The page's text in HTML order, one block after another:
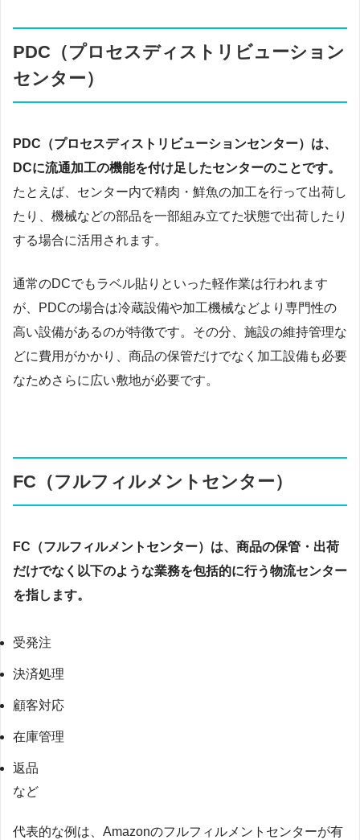
PDC（プロセスディストリビューション
センター）
PDC（プロセスディストリビューションセンター）は、
DCに流通加工の機能を付け足したセンターのことです。
たとえば、センター内で精肉・鮮魚の加工を行って出荷し
たり、機械などの部品を一部組み立てた状態で出荷したり
する場合に活用されます。
通常のDCでもラベル貼りといった軽作業は行われます
が、PDCの場合は冷蔵設備や加工機械などより専門性の
高い設備があるのが特徴です。その分、施設の維持管理な
どに費用がかかり、商品の保管だけでなく加工設備も必要
なためさらに広い敷地が必要です。
FC（フルフィルメントセンター）
FC（フルフィルメントセンター）は、商品の保管・出荷
だけでなく以下のような業務を包括的に行う物流センター
を指します。
受発注
決済処理
顧客対応
在庫管理
返品
など
代表的な例は、Amazonのフルフィルメントセンターが有